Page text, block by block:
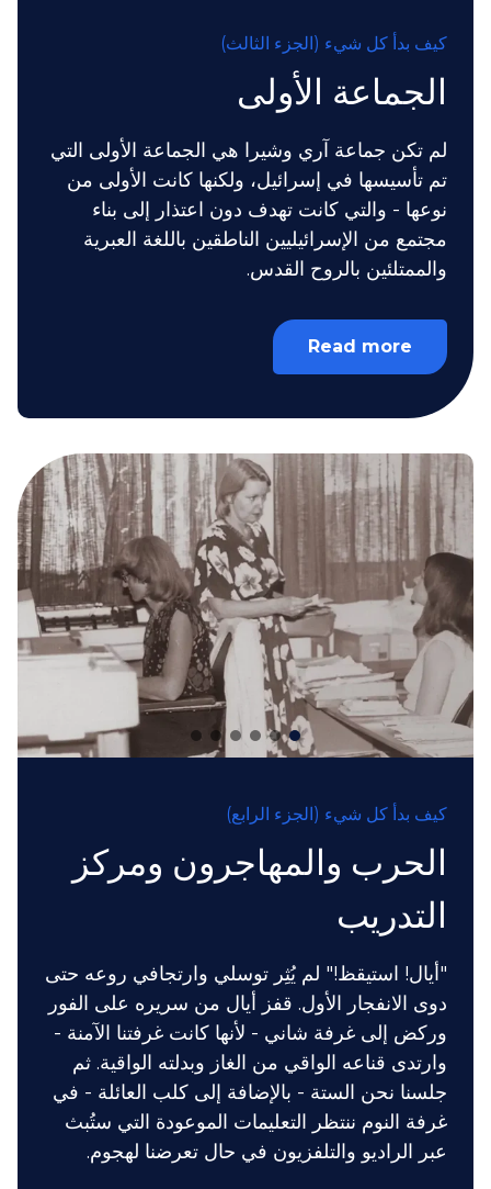
كيف بدأ كل شيء (الجزء الثالث)
الجماعة الأولى
لم تكن جماعة آري وشيرا هي الجماعة الأولى التي
تم تأسيسها في إسرائيل، ولكنها كانت الأولى من
نوعها - والتي كانت تهدف دون اعتذار إلى بناء
مجتمع من الإسرائيليين الناطقين باللغة العبرية
والممتلئين بالروح القدس.
Read more
كيف بدأ كل شيء (الجزء الرابع)
الحرب والمهاجرون ومركز
التدريب
"أيال! استيقظ!" لم يُثِر توسلي وارتجافي روعه حتى
دوى الانفجار الأول. قفز أيال من سريره على الفور
وركض إلى غرفة شاني - لأنها كانت غرفتنا الآمنة -
وارتدى قناعه الواقي من الغاز وبدلته الواقية. ثم
جلسنا نحن الستة - بالإضافة إلى كلب العائلة - في
غرفة النوم ننتظر التعليمات الموعودة التي ستُبث
عبر الراديو والتلفزيون في حال تعرضنا لهجوم.